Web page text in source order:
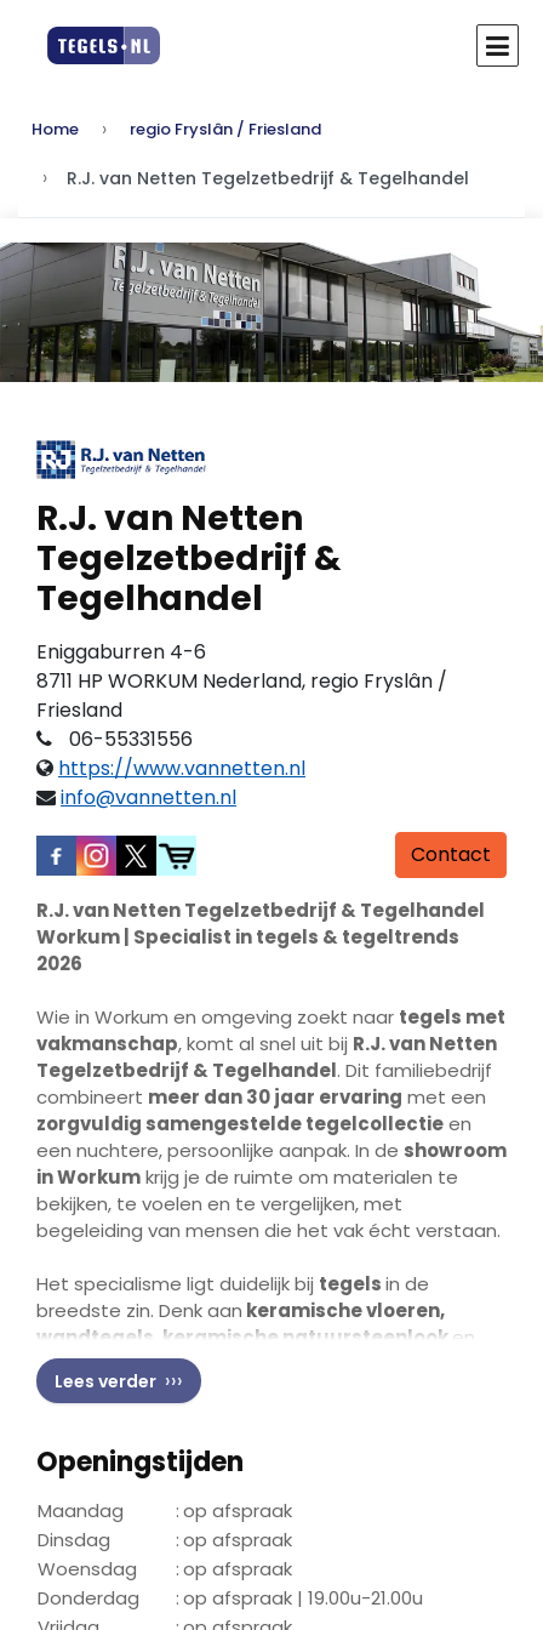
Home regio Fryslân / Friesland
R.J. van Netten Tegelzetbedrijf & Tegelhandel
R.J. van Netten
Tegelzetbedrijf &
Tegelhandel
Eniggaburren 4-6
8711 HP WORKUM Nederland, regio Fryslân /
Friesland
06-55331556
https://www.vannetten.nl
info@vannetten.nl
Contact
R.J. van Netten Tegelzetbedrijf & Tegelhandel
Workum | Specialist in tegels & tegeltrends
2026
Wie in Workum en omgeving zoekt naar tegels met
vakmanschap, komt al snel uit bij R.J. van Netten
Tegelzetbedrijf & Tegelhandel. Dit familiebedrijf
combineert meer dan 30 jaar ervaring met een
zorgvuldig samengestelde tegelcollectieen
een nuchtere, persoonlijke aanpak. In de showroom
in Workumkrijg je de ruimte om materialen te
bekijken, te voelen en te vergelijken, met
begeleiding van mensen die het vak écht verstaan.
Het specialisme ligt duidelijk bij tegelsin de
breedste zin. Denk aan keramische vloeren,
wandtegels, keramische natuursteenlook en
natuurstenen vloeren
hardsteen. Ook wie bezig is met een complete
vakkundig tegelzetten
afgestemd. Dat zorgt voor rust in het proces én
voor een afwerking die jarenlang mooi blijft.
Wat opvalt, is de aandacht voor projecten waarbij
binnen en buitennaadloos op elkaar aansluiten.
Keramische tegels in grotere formaten, zoals
Lees verder
Openingstijden
Maandag :op afspraak
Dinsdag
:op afspraak
Woensdag
:op afspraak
Donderdag
:op afspraak | 19.00u-21.00u